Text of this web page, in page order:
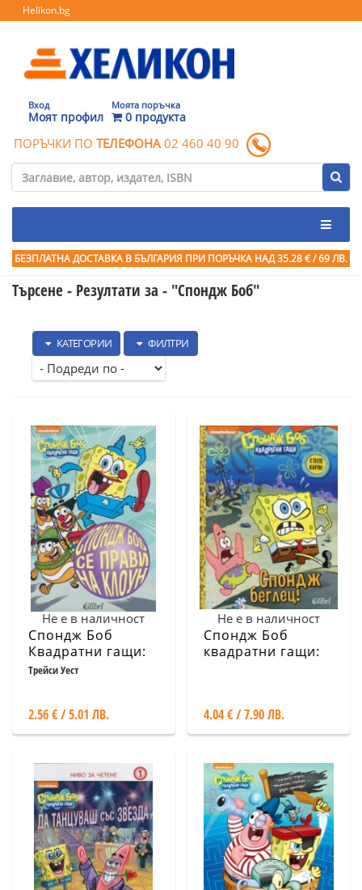
Helikon.bg
Вход
Моят профил
Моята поръчка
0 продукта
ПОРЪЧКИ ПО ТЕЛЕФОНА 02 460 40 90
БЕЗПЛАТНА ДОСТАВКА В БЪЛГАРИЯ ПРИ ПОРЪЧКА НАД 35.28 € / 69 ЛВ.
Търсене - Резултати за - "Спондж Боб"
КАТЕГОРИИ ФИЛТРИ
Не е в наличност
Спондж Боб
Квадратни гащи:
Спондж Боб се
Трейси Уест
2.56 € / 5.01 ЛВ.
Не е в наличност
Спондж Боб
квадратни гащи:
4.04 € / 7.90 ЛВ.